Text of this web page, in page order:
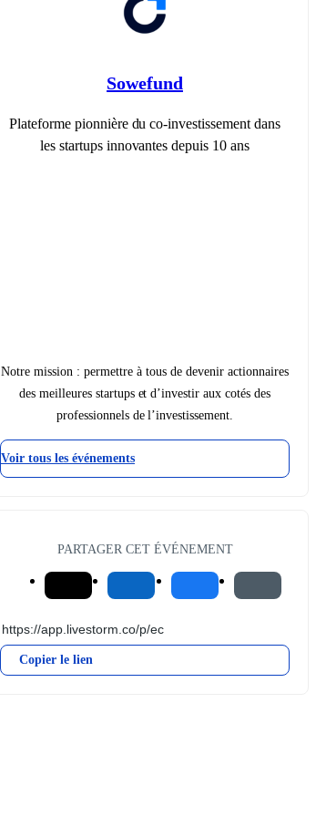
Sowefund
Plateforme pionnière du co-investissement dans
les startups innovantes depuis 10 ans
Notre mission : permettre à tous de devenir actionnaires
des meilleures startups et d’investir aux cotés des
professionnels de l’investissement.
Voir tous les événements
PARTAGER CET ÉVÉNEMENT
Copier le lien